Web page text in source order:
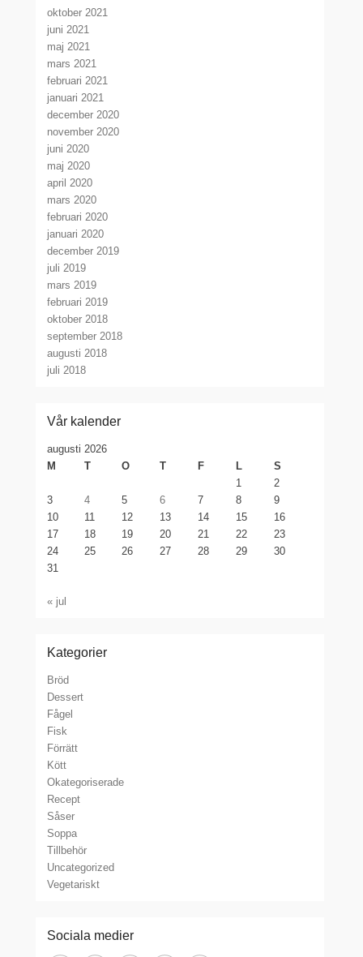
oktober 2021
juni 2021
maj 2021
mars 2021
februari 2021
januari 2021
december 2020
november 2020
juni 2020
maj 2020
april 2020
mars 2020
februari 2020
januari 2020
december 2019
juli 2019
mars 2019
februari 2019
oktober 2018
september 2018
augusti 2018
juli 2018
Vår kalender
augusti 2026
M
T O T F L
S
1
2
3
4 5 6 7 8
9
10
11 12 13 14 15
16
17
18 19 20 21 22
23
24
25 26 27 28 29
30
31
« jul
Kategorier
Bröd
Dessert
Fågel
Fisk
Förrätt
Kött
Okategoriserade
Recept
Såser
Soppa
Tillbehör
Uncategorized
Vegetariskt
Sociala medier